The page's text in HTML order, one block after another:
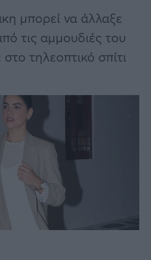
μπορεί να άλλαξε
τις αμμουδιές του
τηλεοπτικό σπίτι